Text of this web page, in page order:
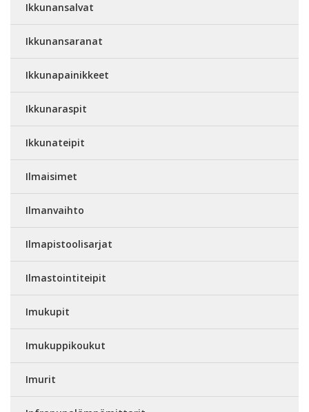
Ikkunansalvat
Ikkunansaranat
Ikkunapainikkeet
Ikkunaraspit
Ikkunateipit
Ilmaisimet
Ilmanvaihto
Ilmapistoolisarjat
Ilmastointiteipit
Imukupit
Imukuppikoukut
Imurit